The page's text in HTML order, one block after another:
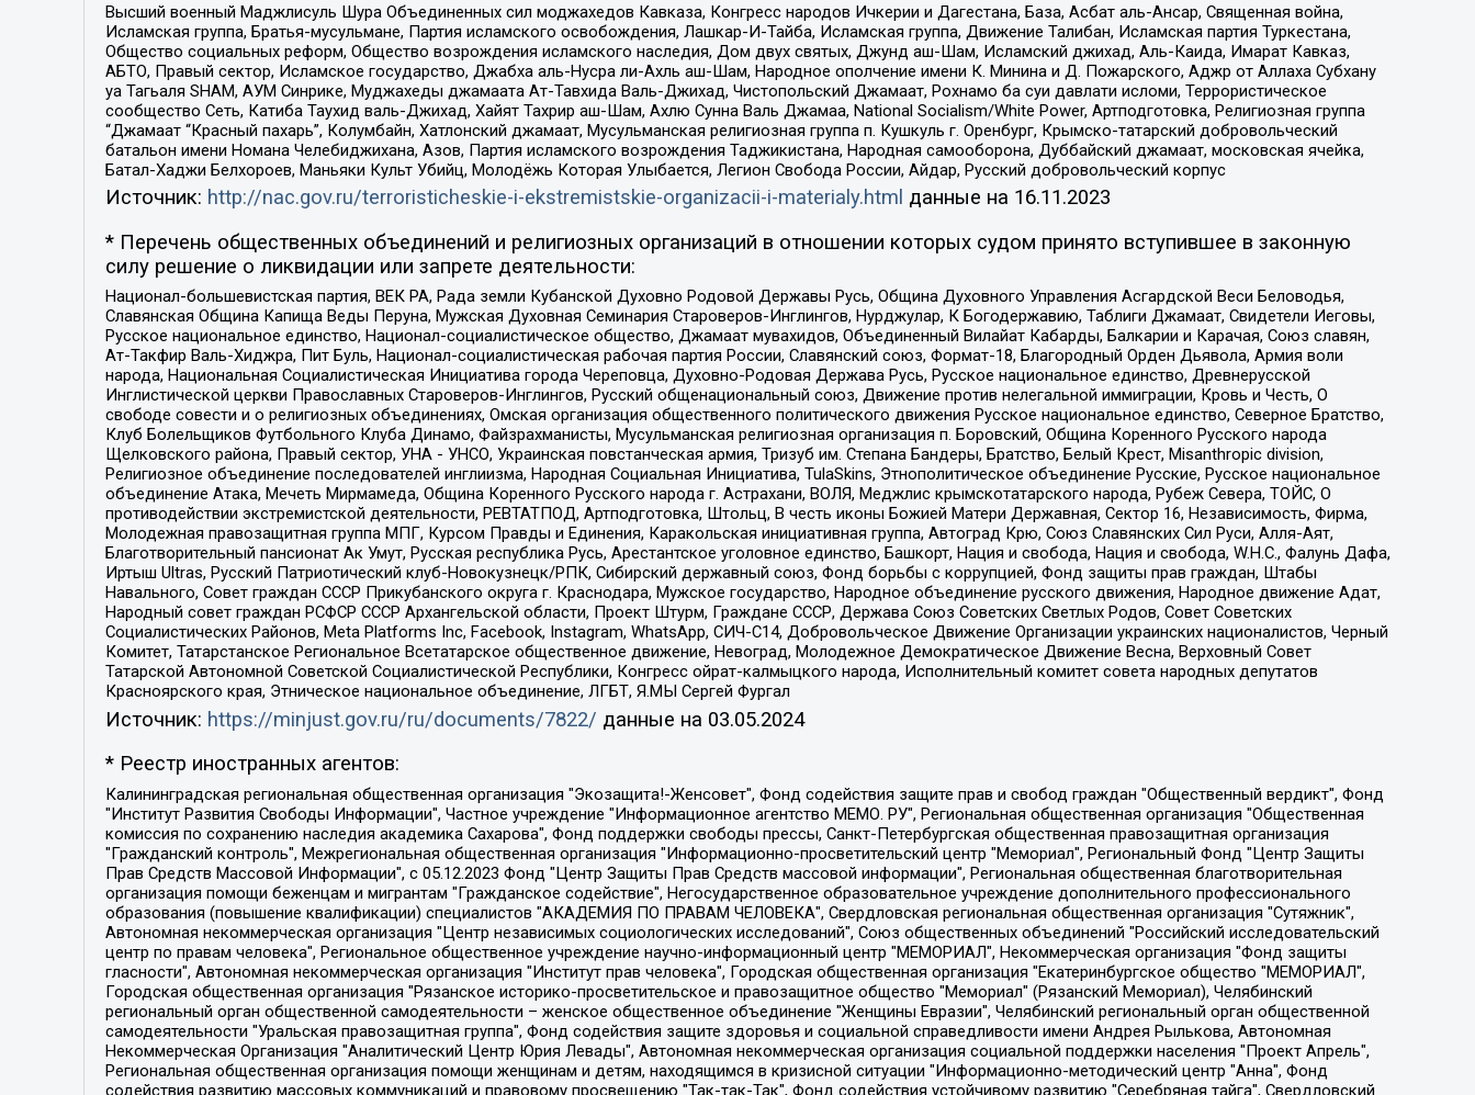
Высший военный Маджлисуль Шура Объединенных сил моджахедов Кавказа, Конгресс народов Ичкерии и Дагестана, База, Асбат аль-Ансар, Священная война,
Исламская группа, Братья-мусульмане, Партия исламского освобождения, Лашкар-И-Тайба, Исламская группа, Движение Талибан, Исламская партия Туркестана,
Общество социальных реформ, Общество возрождения исламского наследия, Дом двух святых, Джунд аш-Шам, Исламский джихад, Аль-Каида, Имарат Кавказ,
АБТО, Правый сектор, Исламское государство, Джабха аль-Нусра ли-Ахль аш-Шам, Народное ополчение имени К. Минина и Д. Пожарского, Аджр от Аллаха Субхану
уа Тагьаля SHAM, АУМ Синрике, Муджахеды джамаата Ат-Тавхида Валь-Джихад, Чистопольский Джамаат, Рохнамо ба суи давлати исломи, Террористическое
сообщество Сеть, Катиба Таухид валь-Джихад, Хайят Тахрир аш-Шам, Ахлю Сунна Валь Джамаа, National Socialism/White Power, Артподготовка, Религиозная группа
“Джамаат “Красный пахарь”, Колумбайн, Хатлонский джамаат, Мусульманская религиозная группа п. Кушкуль г. Оренбург, Крымско-татарский добровольческий
батальон имени Номана Челебиджихана, Азов, Партия исламского возрождения Таджикистана, Народная самооборона, Дуббайский джамаат, московская ячейка,
Батал-Хаджи Белхороев, Маньяки Культ Убийц, Молодёжь Которая Улыбается, Легион Свобода России, Айдар, Русский добровольческий корпус
Источник: http://nac.gov.ru/terroristicheskie-i-ekstremistskie-organizacii-i-materialy.html данные на 16.11.2023
* Перечень общественных объединений и религиозных организаций в отношении которых судом принято вступившее в законную
силу решение о ликвидации или запрете деятельности:
Национал-большевистская партия, ВЕК РА, Рада земли Кубанской Духовно Родовой Державы Русь, Община Духовного Управления Асгардской Веси Беловодья,
Славянская Община Капища Веды Перуна, Мужская Духовная Семинария Староверов-Инглингов, Нурджулар, К Богодержавию, Таблиги Джамаат, Свидетели Иеговы,
Русское национальное единство, Национал-социалистическое общество, Джамаат мувахидов, Объединенный Вилайат Кабарды, Балкарии и Карачая, Союз славян,
Ат-Такфир Валь-Хиджра, Пит Буль, Национал-социалистическая рабочая партия России, Славянский союз, Формат-18, Благородный Орден Дьявола, Армия воли
народа, Национальная Социалистическая Инициатива города Череповца, Духовно-Родовая Держава Русь, Русское национальное единство, Древнерусской
Инглистической церкви Православных Староверов-Инглингов, Русский общенациональный союз, Движение против нелегальной иммиграции, Кровь и Честь, О
свободе совести и о религиозных объединениях, Омская организация общественного политического движения Русское национальное единство, Северное Братство,
Клуб Болельщиков Футбольного Клуба Динамо, Файзрахманисты, Мусульманская религиозная организация п. Боровский, Община Коренного Русского народа
Щелковского района, Правый сектор, УНА - УНСО, Украинская повстанческая армия, Тризуб им. Степана Бандеры, Братство, Белый Крест, Misanthropic division,
Религиозное объединение последователей инглиизма, Народная Социальная Инициатива, TulaSkins, Этнополитическое объединение Русские, Русское национальное
объединение Атака, Мечеть Мирмамеда, Община Коренного Русского народа г. Астрахани, ВОЛЯ, Меджлис крымскотатарского народа, Рубеж Севера, ТОЙС, О
противодействии экстремистской деятельности, РЕВТАТПОД, Артподготовка, Штольц, В честь иконы Божией Матери Державная, Сектор 16, Независимость, Фирма,
Молодежная правозащитная группа МПГ, Курсом Правды и Единения, Каракольская инициативная группа, Автоград Крю, Союз Славянских Сил Руси, Алля-Аят,
Благотворительный пансионат Ак Умут, Русская республика Русь, Арестантское уголовное единство, Башкорт, Нация и свобода, Нация и свобода, W.H.С., Фалунь Дафа,
Иртыш Ultras, Русский Патриотический клуб-Новокузнецк/РПК, Сибирский державный союз, Фонд борьбы с коррупцией, Фонд защиты прав граждан, Штабы
Навального, Совет граждан СССР Прикубанского округа г. Краснодара, Мужское государство, Народное объединение русского движения, Народное движение Адат,
Народный совет граждан РСФСР СССР Архангельской области, Проект Штурм, Граждане СССР, Держава Союз Советских Светлых Родов, Совет Советских
Социалистических Районов, Meta Platforms Inc, Facebook, Instagram, WhatsApp, СИЧ-С14, Добровольческое Движение Организации украинских националистов, Черный
Комитет, Татарстанское Региональное Всетатарское общественное движение, Невоград, Молодежное Демократическое Движение Весна, Верховный Совет
Татарской Автономной Советской Социалистической Республики, Конгресс ойрат-калмыцкого народа, Исполнительный комитет совета народных депутатов
Красноярского края, Этническое национальное объединение, ЛГБТ, Я.МЫ Сергей Фургал
Источник: https://minjust.gov.ru/ru/documents/7822/ данные на 03.05.2024
* Реестр иностранных агентов:
Калининградская региональная общественная организация "Экозащита!-Женсовет", Фонд содействия защите прав и свобод граждан "Общественный вердикт", Фонд "Институт Развития Свободы Информации", Частное учреждение "Информационное агентство МЕМО. РУ", Региональная общественная организация "Общественная комиссия по сохранению наследия академика Сахарова", Фонд поддержки свободы прессы, Санкт-Петербургская общественная правозащитная организация "Гражданский контроль", Межрегиональная общественная организация "Информационно-просветительский центр "Мемориал", Региональный Фонд "Центр Защиты Прав Средств Массовой Информации", с 05.12.2023 Фонд "Центр Защиты Прав Средств массовой информации", Региональная общественная благотворительная организация помощи беженцам и мигрантам "Гражданское содействие", Негосударственное образовательное учреждение дополнительного профессионального образования (повышение квалификации) специалистов "АКАДЕМИЯ ПО ПРАВАМ ЧЕЛОВЕКА", Свердловская региональная общественная организация "Сутяжник", Автономная некоммерческая организация "Центр независимых социологических исследований", Союз общественных объединений "Российский исследовательский центр по правам человека", Региональное общественное учреждение научно-информационный центр "МЕМОРИАЛ", Некоммерческая организация "Фонд защиты гласности", Автономная некоммерческая организация "Институт прав человека", Городская общественная организация "Екатеринбургское общество "МЕМОРИАЛ", Городская общественная организация "Рязанское историко-просветительское и правозащитное общество "Мемориал" (Рязанский Мемориал), Челябинский региональный орган общественной самодеятельности – женское общественное объединение "Женщины Евразии", Челябинский региональный орган общественной самодеятельности "Уральская правозащитная группа", Фонд содействия защите здоровья и социальной справедливости имени Андрея Рылькова, Автономная Некоммерческая Организация "Аналитический Центр Юрия Левады", Автономная некоммерческая организация социальной поддержки населения "Проект Апрель", Региональная общественная организация помощи женщинам и детям, находящимся в кризисной ситуации "Информационно-методический центр "Анна", Фонд содействия развитию массовых коммуникаций и правовому просвещению "Так-так-Так", Фонд содействия устойчивому развитию "Серебряная тайга", Свердловский региональный общественный фонд социальных проектов "Новое время", "Idel.Реалии", Кавказ.Реалии, Крым.Реалии, Телеканал Настоящее Время, Татаро-башкирская служба Радио Свобода (Azatliq Radiosi), Радио Свободная Европа/Радио Свобода (PCE/PC), "Сибирь.Реалии", "Фактограф", Благотворительный фонд помощи осужденным и их семьям, Автономная некоммерческая организация "Институт глобализации и социальных движений", Фонд "В защиту прав заключенных", Частное учреждение "Центр поддержки и содействия развитию средств массовой информации", Пензенский региональный общественный благотворительный фонд "Гражданский союз", "Север.Реалии", Некоммерческая организация Фонд "Правовая инициатива", Общество с ограниченной ответственностью "Радио Свободная Европа/Радио Свобода", Чешское информационное агентство "MEDIUM-ORIENT", Красноярская региональная общественная организация "Мы против СПИДа", Камалягин Денис Николаевич, Маркелов Сергей Евгеньевич, Пономарев Лев Александрович, Савицкая Людмила Алексеевна, Автономная некоммерческая организация "Центр по работе с проблемой насилия "НАСИЛИЮ.НЕТ", Межрегиональный профессиональный союз работников здравоохранения "Альянс врачей", Юридическое лицо, зарегистрированное в Латвийской Республике, SIA "Medusa Project" (регистрационный номер 40103797863, дата регистрации 10.06.2014), Некоммерческая организация "Фонд по борьбе с коррупцией", Автономная некоммерческая организация "Институт права и публичной политики", Баданин Роман Сергеевич, Гликин Максим Александрович, Железнова Мария Михайловна, Лукьянова Юлия Сергеевна, Маетная Елизавета Витальевна, Маняхин Петр Борисович, Чуракова Ольга Владимировна, Ярош Юлия Петровна, Юридическое лицо "The Insider SIA", зарегистрированное в Риге, Латвийская Республика (дата регистрации 26.06.2015), являющееся администратором доменного имени интернет-издания "The Insider SIA", https://theins.ru, Постернак Алексей Евгеньевич, Рубин Михаил Аркадьевич, Анин Роман Александрович, Юридическое лицо Istories fonds, зарегистрированное в Латвийской Республике (регистрационный номер 50008295751, дата регистрации 24.02.2020), Великовский Дмитрий Александрович, Долинина Ирина Николаевна, Мароховская Алеся Алексеевна, Шлейнов Роман Юрьевич, Шмагун Олеся Валентиновна, Общество с ограниченной ответственностью "Альтаир 2021", Общество с ограниченной ответственностью "Вега 2021", Общество с ограниченной ответственностью "Главный редактор 2021", Общество с ограниченной ответственностью "Ромашки монолит", Важенков Артем Валерьевич, Ивановская областная общественная организация "Центр гендерных исследований", Гурман Юрий Альбертович, Медиапроект "ОВД-Инфо", Егоров Владимир Владимирович, Жилинский Владимир Александрович, Общество с ограниченной ответственностью "ЗП", Иванова София Юрьевна, Карезина Инна Павловна, Кильтау Екатерина Викторовна, Петров Алексей Викторович, Пискунов Сергей Евгеньевич, Смирнов Сергей Сергеевич, Тихонов Михаил Сергеевич, Общество с ограниченной ответственностью "ЖУРНАЛИСТ-ИНОСТРАННЫЙ АГЕНТ", Арапова Галина Юрьевна, Вольтская Татьяна Анатольевна, Американская компания "Mason G.E.S. Anonymous Foundation" (США), являющаяся владельцем интернет-издания https://mnews.world/, Компания "Stichting Bellingcat", зарегистрированная в Нидерландах (дата регистрации 11.07.2018), Захаров Андрей Вячеславович, Клепиковская Екатерина Дмитриевна, Общество с ограниченной ответственностью "МЕМО", Перл Роман Александрович, Симонов Евгений Алексеевич, Соловьева Елена Анатольевна, Сотников Даниил Владимирович, Сурначева Елизавета Дмитриевна, Автономная некоммерческая организация по защите прав человека и информированию населения "Якутия – Наше Мнение", Общество с ограниченной ответственностью "Москоу диджитал медиа", с 26.01.2023 Общество с ограниченной ответственностью "Чайка Белые сады", Ветошкина Валерия Валерьевна, Заговора Максим Александрович, Межрегиональное общественное движение "Российская ЛГБТ - сеть", Оленичев Максим Владимирович, Павлов Иван Юрьевич, Скворцова Елена Сергеевна, Общество с ограниченной ответственностью "Как бы инагент", Кочетков Игорь Викторович, Общество с ограниченной ответственностью "Честные выборы", Еланчик Олег Александрович, Общество с ограниченной ответственностью "Нобелевский призыв", Гималова Регина Эмилевна, Григорьев Андрей Валерьевич, Григорьева Алина Александровна, Ассоциация по содействию защите прав призывников, альтернативнослужащих и военнослужащих "Правозащитная группа "Гражданин.Армия.Право", Хисамова Регина Фаритовна, Автономная некоммерческая организация по реализации социально-правовых программ "Лилит", Дальневосточное общественное движение "Маяк", Санкт-Петербургская ЛГБТ-инициативная группа "Выход", Инициативная группа ЛГБТ+ "Реверс", Алексеев Андрей Викторович, Бекбулатова Таисия Львовна, Беляев Иван Михайлович, Владыкина Елена Сергеевна, Гельман Марат Александрович, Никульшина Вероника Юрьевна, Толоконникова Надежда Андреевна, Шендерович Виктор Анатольевич, Общество с ограниченной ответственностью "Данное сообщение", Общество с ограниченной ответственностью Издательский дом "Новая глава", Айнбиндер Александра Александровна, Московский комьюнити-центр для ЛГБТ+инициатив, Благотворительный фонд развития филантропии, Deutsche Welle (Германия, Kurt-Schumacher-Strasse 3, 53113 Bonn), Борзунова Мария Михайловна, Воробьев Виктор Викторович, Голубева Анна Львовна, Константинова Алла Михайловна, Малкова Ирина Владимировна, Мурадов Мурад Абдулгалимович, Осетинская Елизавета Николаевна, Понасенков Евгений Николаевич, Ганапольский Матвей Юрьевич, Киселев Евгений Алексеевич, Борухович Ирина Григорьевна, Дремин Иван Тимофеевич, Дубровский Дмитрий Викторович, Красноярская региональная общественная организация поддержки и развития альтернативных образовательных технологий и межкультурных коммуникаций "ИНТЕРРА", Маяковская Екатерина Алексеевна, Фейгин Марк Захарович, Филимонов Андрей Викторович, Дзугкоева Регина Николаевна, Доброхотов Роман Александрович, Дудь Юрий Александрович, Елкин Сергей Владимирович, Кругликов Кирилл Игоревич, Сабунаева Мария Леонидовна, Семенов Алексей Владимирович, Шаинян Карен Багратович, Шульман Екатерина Михайловна, Асафьев Артур Валерьевич, Вахштайн Виктор Семенович, Венедиктов Алексей Алексеевич, Лушникова Екатерина Евгеньевна, Волков Леонид Михайлович, Невзоров Александр Глебович, Пархоменко Сергей Борисович, Сироткин Ярослав Николаевич, Кара-Мурза Владимир Владимирович, Баранова Наталья Владимировна, Гозман Леонид Яковлевич, Кагарлицкий Борис Юльевич, Климарев Михаил Валерьевич, Милов Владимир Станиславович, Автономная некоммерческая организация Краснодарский центр современного искусства "Типография", Моргенштерн Алишер Тагирович, Соболь Любовь Эдуардовна, Общество с ограниченной ответственностью "ЛИЗА НОРМ", Каспаров Гарри Кимович, Ходорковский Михаил Борисович, Общество с ограниченной ответственностью "Апрельские тезисы", Данилович Ирина Брониславовна, Кашин Олег Владимирович, Петров Николай Владимирович, Пивоваров Алексей Владимирович, Соколов Михаил Владимирович, Цветкова Юлия Владимировна, Чичваркин Евгений Александрович, Комитет против пыток/Команда против пыток, Общество с ограниченной ответственностью "Первый научный", Общество с ограниченной ответственностью "Вертолет и ко", Белоцерковская Вероника Борисовна, Кац Максим Евгеньевич, Лазарева Татьяна Юрьевна, Шаведдинов Руслан Табризович, Яшин Илья Валерьевич, Общество с ограниченной ответственностью "Иноагент ААВ", Алешковский Дмитрий Петрович, Альбац Евгения Марковна, Быков Дмитрий Львович, Галямина Юлия Евгеньевна, Лойко Сергей Леонидович, Мартынов Кирилл Константинович, Медведев Сергей Александрович, Крашенинников Федор Геннадиевич, Гордеева Катерина Вл